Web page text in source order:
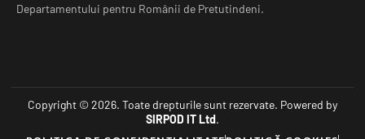
Departamentului pentru Românii de Pretutindeni.
Copyright © 2026. Toate drepturile sunt rezervate. Powered by
SIRPOD IT Ltd.